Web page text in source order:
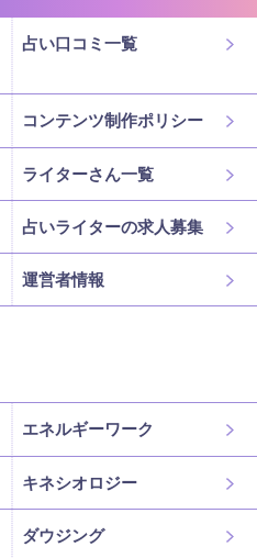
占い口コミ一覧
コンテンツ制作ポリシー
ライターさん一覧
占いライターの求人募集
運営者情報
エネルギーワーク
キネシオロジー
ダウジング